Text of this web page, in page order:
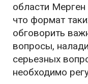
области
что формат
обговорить
вопросы,
серьезных
необходимо